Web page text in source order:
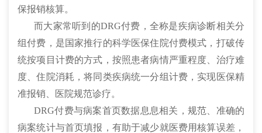
保报销核算。
而大家常听到的DRG付费，全称是疾病诊断相关分
组付费，是国家推行的科学医保住院付费模式，打破传
统按项目计费的方式，按照患者病情严重程度、治疗难
度、住院消耗，将同类疾病统一分组计费，实现医保精
准报销、医院规范诊疗。
DRG付费与病案首页数据息息相关，规范、准确的
病案统计与首页填报，有助于减少就医费用核算误差，